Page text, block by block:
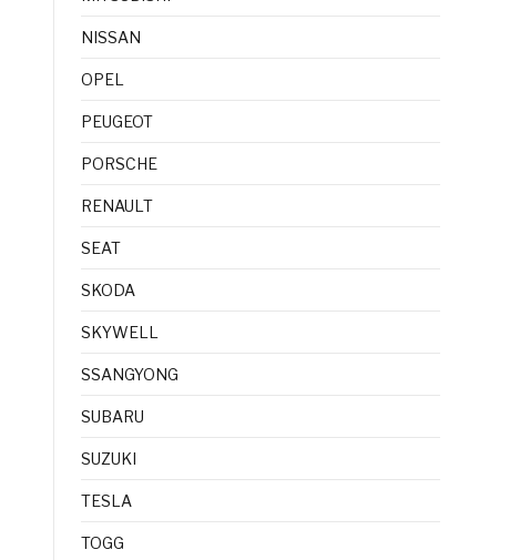
NISSAN
OPEL
PEUGEOT
PORSCHE
RENAULT
SEAT
SKODA
SKYWELL
SSANGYONG
SUBARU
SUZUKI
TESLA
TOGG